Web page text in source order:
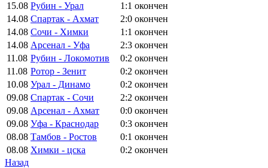
15.08 Рубин - Урал 1:1 окончен
14.08 Спартак - Ахмат 2:0 окончен
14.08 Сочи - Химки 1:1 окончен
14.08 Арсенал - Уфа 2:3 окончен
11.08 Рубин - Локомотив 0:2 окончен
11.08 Ротор - Зенит 0:2 окончен
10.08 Урал - Динамо 0:2 окончен
09.08 Спартак - Сочи 2:2 окончен
09.08 Арсенал - Ахмат 0:0 окончен
09.08 Уфа - Краснодар 0:3 окончен
08.08 Тамбов - Ростов 0:1 окончен
08.08 Химки - цска 0:2 окончен
Назад